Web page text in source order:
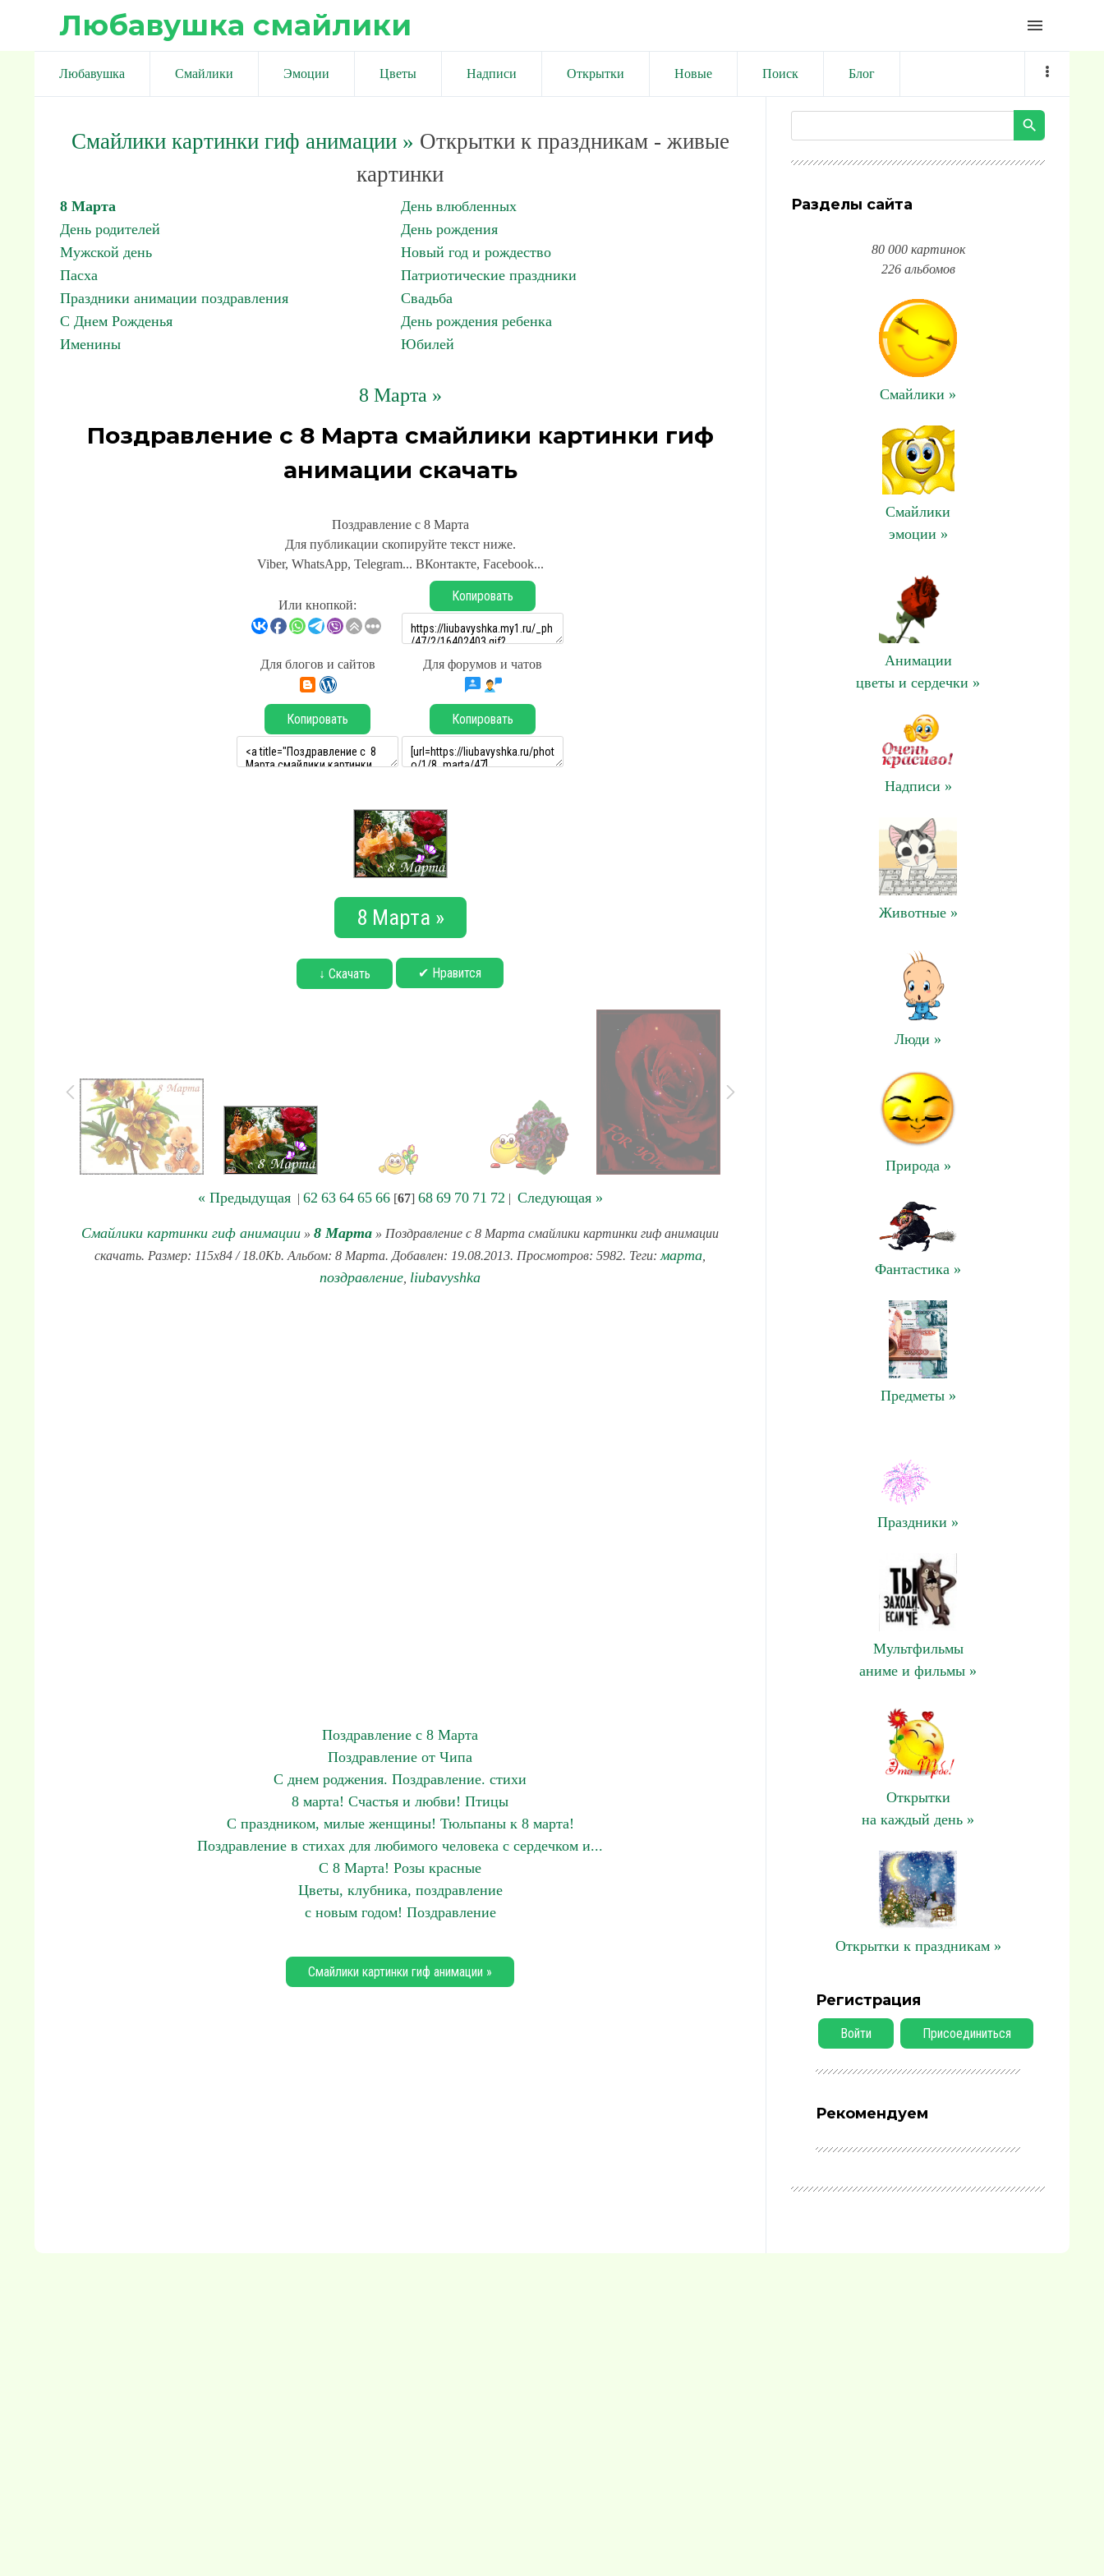
Любавушка смайлики menu
Любавушка Смайлики Эмоции Цветы Надписи Открытки Новые Поиск Блог
Смайлики картинки гиф анимации» Открытки к праздникам - живые
картинки
8 Марта
День влюбленных
День родителей
День рождения
Мужской день
Новый год и рождество
Пасха
Патриотические праздники
Праздники анимации поздравления
Свадьба
С Днем Рожденья
День рождения ребенка
Именины
Юбилей
8 Марта »
Поздравление с 8 Марта смайлики картинки гиф
анимации скачать
Поздравление с 8 Марта
Для публикации скопируйте текст ниже.
Viber, WhatsApp, Telegram... ВКонтакте, Facebook...
Или кнопкой:
Копировать
Для блогов и сайтов Для форумов и чатов
Копировать Копировать
8 Марта »
↓ Скачать ✔ Нравится
« Предыдущая| 62 63 64 65 66[67] 68 69 70 71 72 | Следующая »
Смайлики картинки гиф анимации » 8 Марта » Поздравление с 8 Марта смайлики картинки гиф анимации
скачать. Размер: 115x84 / 18.0Kb. Альбом: 8 Марта. Добавлен: 19.08.2013. Просмотров: 5982. Теги: марта
поздравление liubavyshka
Поздравление с 8 Марта
Поздравление от Чипа
С днем роджения. Поздравление. стихи
8 марта! Счастья и любви! Птицы
С праздником, милые женщины! Тюльпаны к 8 марта!
Поздравление в стихах для любимого человека с сердечком и...
С 8 Марта! Розы красные
Цветы, клубника, поздравление
с новым годом! Поздравление
Смайлики картинки гиф анимации »
Разделы сайта
80 000 картинок
226 альбомов
Смайлики »
Смайлики
эмоции »
Анимации
цветы и сердечки »
Надписи »
Животные »
Люди »
Природа »
Фантастика »
Предметы »
Праздники »
Мультфильмы
аниме и фильмы »
Открытки
на каждый день »
Открытки к праздникам »
Регистрация
Войти Присоединиться
Рекомендуем